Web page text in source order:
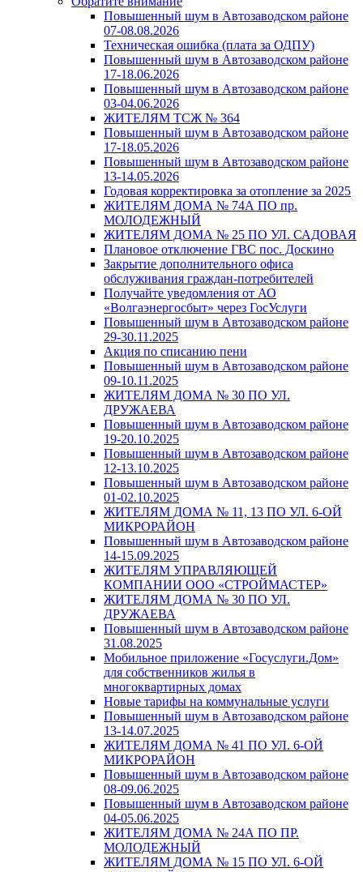
Повышенный шум в Автозаводском районе
07-08.08.2026
Техническая ошибка (плата за ОДПУ)
Повышенный шум в Автозаводском районе
17-18.06.2026
Повышенный шум в Автозаводском районе
03-04.06.2026
ЖИТЕЛЯМ ТСЖ № 364
Повышенный шум в Автозаводском районе
17-18.05.2026
Повышенный шум в Автозаводском районе
13-14.05.2026
Годовая корректировка за отопление за 2025
ЖИТЕЛЯМ ДОМА № 74А ПО пр.
МОЛОДЕЖНЫЙ
ЖИТЕЛЯМ ДОМА № 25 ПО УЛ. САДОВАЯ
Плановое отключение ГВС пос. Доскино
Закрытие дополнительного офиса
обслуживания граждан-потребителей
Получайте уведомления от АО
«Волгаэнергосбыт» через ГосУслуги
Повышенный шум в Автозаводском районе
29-30.11.2025
Акция по списанию пени
Повышенный шум в Автозаводском районе
09-10.11.2025
ЖИТЕЛЯМ ДОМА № 30 ПО УЛ.
ДРУЖАЕВА
Повышенный шум в Автозаводском районе
19-20.10.2025
Повышенный шум в Автозаводском районе
12-13.10.2025
Повышенный шум в Автозаводском районе
01-02.10.2025
ЖИТЕЛЯМ ДОМА № 11, 13 ПО УЛ. 6-ОЙ
МИКРОРАЙОН
Повышенный шум в Автозаводском районе
14-15.09.2025
ЖИТЕЛЯМ УПРАВЛЯЮЩЕЙ
КОМПАНИИ ООО «СТРОЙМАСТЕР»
ЖИТЕЛЯМ ДОМА № 30 ПО УЛ.
ДРУЖАЕВА
Повышенный шум в Автозаводском районе
31.08.2025
Мобильное приложение «Госуслуги.Дом»
для собственников жилья в
многоквартирных домах
Новые тарифы на коммунальные услуги
Повышенный шум в Автозаводском районе
13-14.07.2025
ЖИТЕЛЯМ ДОМА № 41 ПО УЛ. 6-ОЙ
МИКРОРАЙОН
Повышенный шум в Автозаводском районе
08-09.06.2025
Повышенный шум в Автозаводском районе
04-05.06.2025
ЖИТЕЛЯМ ДОМА № 24А ПО ПР.
МОЛОДЕЖНЫЙ
ЖИТЕЛЯМ ДОМА № 15 ПО УЛ. 6-ОЙ